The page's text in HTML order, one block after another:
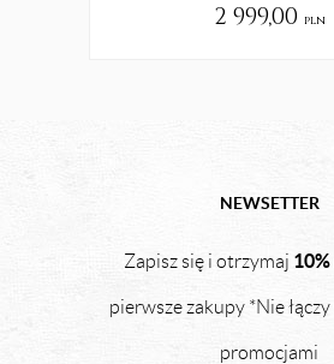
2 999,00 pln
NEWSETTER
Zapisz się i otrzymaj
pierwsze zakupy *Nie
promocjami